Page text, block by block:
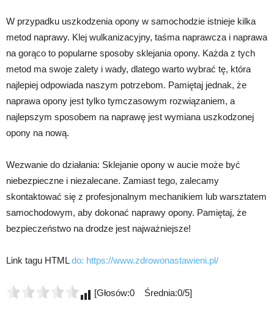
W przypadku uszkodzenia opony w samochodzie istnieje kilka
metod naprawy. Klej wulkanizacyjny, taśma naprawcza i naprawa
na gorąco to popularne sposoby sklejania opony. Każda z tych
metod ma swoje zalety i wady, dlatego warto wybrać tę, która
najlepiej odpowiada naszym potrzebom. Pamiętaj jednak, że
naprawa opony jest tylko tymczasowym rozwiązaniem, a
najlepszym sposobem na naprawę jest wymiana uszkodzonej
opony na nową.
Wezwanie do działania: Sklejanie opony w aucie może być
niebezpieczne i niezalecane. Zamiast tego, zalecamy
skontaktować się z profesjonalnym mechanikiem lub warsztatem
samochodowym, aby dokonać naprawy opony. Pamiętaj, że
bezpieczeństwo na drodze jest najważniejsze!
Link tagu HTMLdo: https://www.zdrowonastawieni.pl/
[Głosów:0 Średnia:0/5]